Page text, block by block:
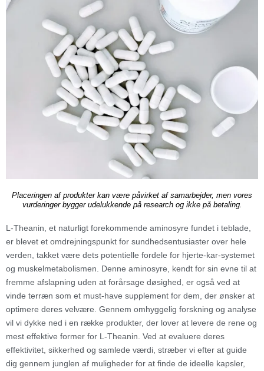
Placeringen af produkter kan være påvirket af samarbejder, men vores
vurderinger bygger udelukkende på research og ikke på betaling.
L-Theanin, et naturligt forekommende aminosyre fundet i teblade,
er blevet et omdrejningspunkt for sundhedsentusiaster over hele
verden, takket være dets potentielle fordele for hjerte-kar-systemet
og muskelmetabolismen. Denne aminosyre, kendt for sin evne til at
fremme afslapning uden at forårsage døsighed, er også ved at
vinde terræn som et must-have supplement for dem, der ønsker at
optimere deres velvære. Gennem omhyggelig forskning og analyse
vil vi dykke ned i en række produkter, der lover at levere de rene og
mest effektive former for L-Theanin. Ved at evaluere deres
effektivitet, sikkerhed og samlede værdi, stræber vi efter at guide
dig gennem junglen af muligheder for at finde de ideelle kapsler,